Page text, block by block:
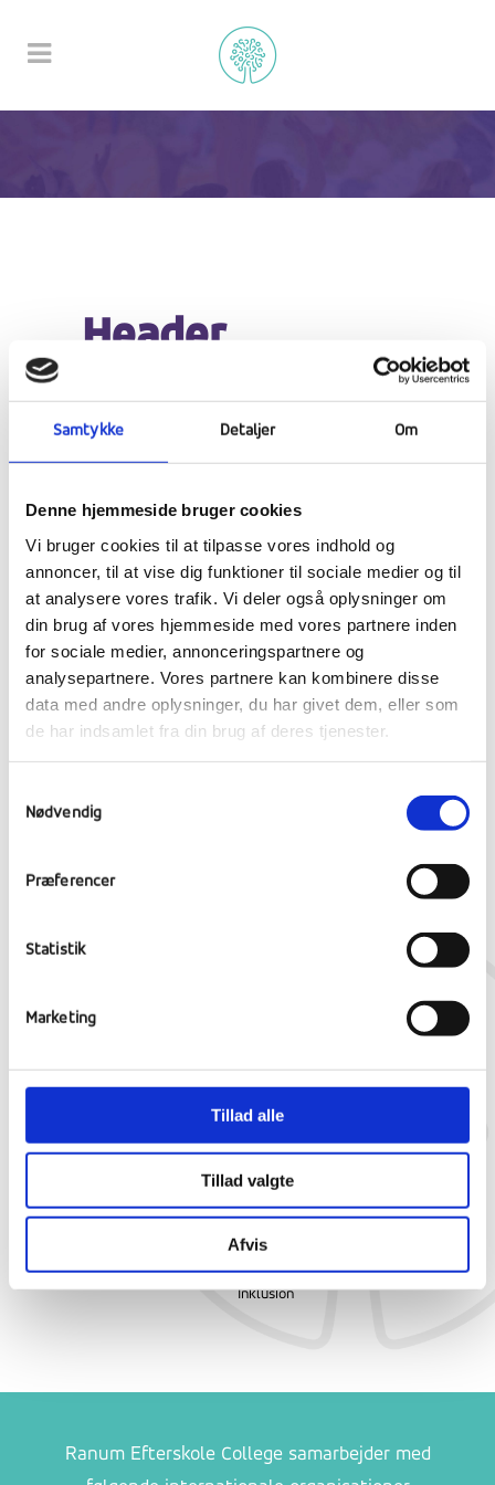
Samtykke Detaljer Om
Denne hjemmeside bruger cookies
Vi bruger cookies til at tilpasse vores indhold og
annoncer, til at vise dig funktioner til sociale medier og til
at analysere vores trafik. Vi deler også oplysninger om
din brug af vores hjemmeside med vores partnere inden
for sociale medier, annonceringspartnere og
analysepartnere. Vores partnere kan kombinere disse
data med andre oplysninger, du har givet dem, eller som
de har indsamlet fra din brug af deres tjenester.
Nødvendig
Præferencer
Statistik
Marketing
Tillad alle
Tillad valgte
Afvis
Header
Bliv alt det som du er
Ranum Efterskole College
Seminarievej 23, 9681 Ranum
+45 96664400
Bliv elev
Efterskolelivet
Billeder
Værdigrundlag
Skolekreds
Evaluering
Inklusion
Indholdsplan
Profilfag
Ranum Efterskole College samarbejder med